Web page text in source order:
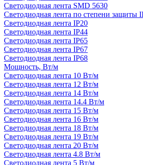
Светодиодная лента SMD 5630
Светодиодная лента по степени защиты
Светодиодная лента IP20
Светодиодная лента IP44
Светодиодная лента IP65
Светодиодная лента IP67
Светодиодная лента IP68
Мощность, Вт/м
Светодиодная лента 10 Вт/м
Светодиодная лента 12 Вт/м
Светодиодная лента 14 Вт/м
Светодиодная лента 14.4 Вт/м
Светодиодная лента 15 Вт/м
Светодиодная лента 16 Вт/м
Светодиодная лента 18 Вт/м
Светодиодная лента 19 Вт/м
Светодиодная лента 20 Вт/м
Светодиодная лента 4.8 Вт/м
Светодиодная лента 5 Вт/м